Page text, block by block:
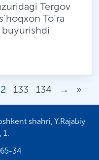
Tergov
To’ra
buyurishdi
133 134 → »
shahri, Y.Rajabiy
1.
34